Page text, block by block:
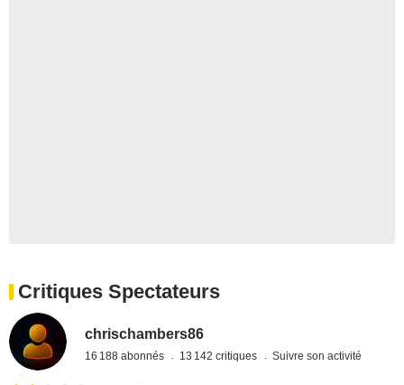
Critiques Spectateurs
chrischambers86
16 188 abonnés 13 142 critiques Suivre son activité